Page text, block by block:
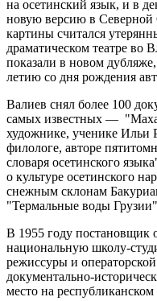
на осетинский язык, и в
новую версию в Северной
картины считался
драматическом театре во
показали в новом
летию со дня рождения
Валиев снял более 100
самых известных —
художнике, ученике
филологе, авторе
словаря осетинского
о культуре осетинского
снежным склонам
"Термальные воды
В 1955 году постановщик
национальную школу-
режиссуры и
документально-
место на